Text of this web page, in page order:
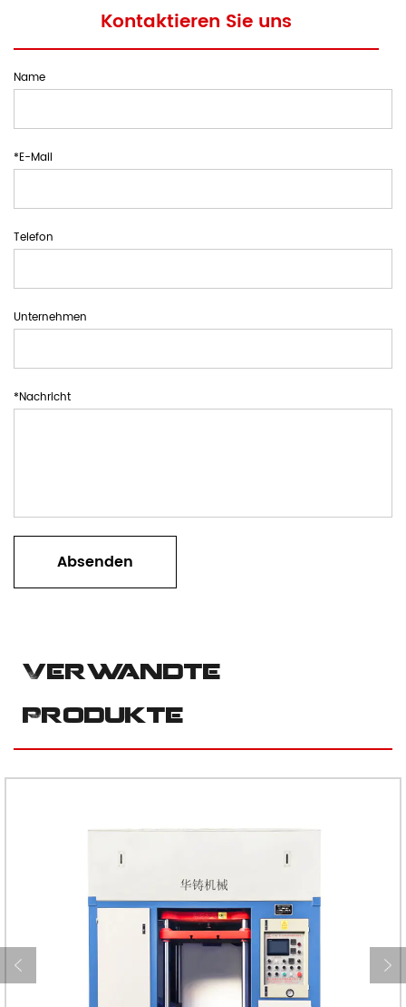
Kontaktieren Sie uns
Name
*E-Mail
Telefon
Unternehmen
*Nachricht
Verwandte
Produkte